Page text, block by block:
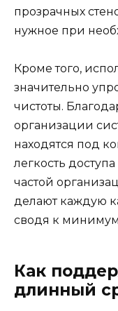
прозрачных
нужное при
Кроме того,
значительно
чистоты.
организации
находятся под
легкость
частой
делают каждую
сводя к
Как
длинный